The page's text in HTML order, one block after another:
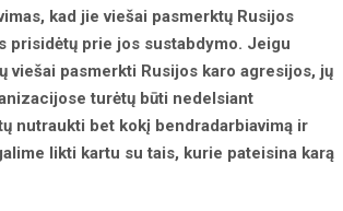
kad jie viešai pasmerktų Rusijos
prisidėtų prie jos sustabdymo. Jeigu
viešai pasmerkti Rusijos karo agresijos, jų
turėtų būti nedelsiant
nutraukti bet kokį bendradarbiavimą ir
likti kartu su tais, kurie pateisina karą